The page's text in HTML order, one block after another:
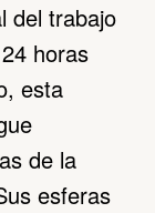
del trabajo
horas
esta
de la
esferas